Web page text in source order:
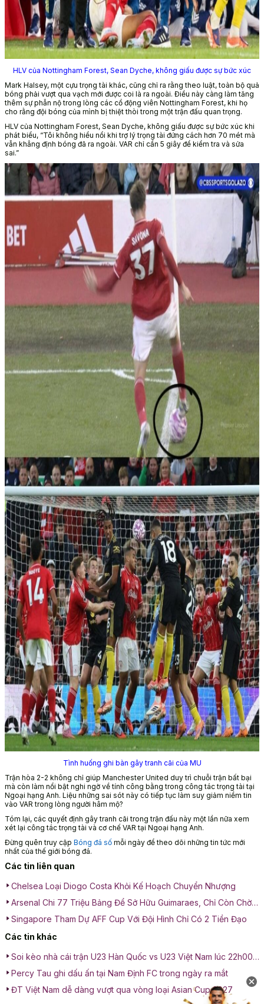
HLV của Nottingham Forest, Sean Dyche, không giấu được sự bức xúc
Mark Halsey, một cựu trọng tài khác, cũng chỉ ra rằng theo luật, toàn bộ quả
bóng phải vượt qua vạch mới được coi là ra ngoài. Điều này càng làm tăng
thêm sự phẫn nộ trong lòng các cổ động viên Nottingham Forest, khi họ
cho rằng đội bóng của mình bị thiệt thòi trong một trận đấu quan trọng.
HLV của Nottingham Forest, Sean Dyche, không giấu được sự bức xúc khi
phát biểu, “Tôi không hiểu nổi khi trợ lý trọng tài đứng cách hơn 70 mét mà
vẫn khẳng định bóng đã ra ngoài. VAR chỉ cần 5 giây để kiểm tra và sửa
sai.”
Tình huống ghi bàn gây tranh cãi của MU
Trận hòa 2-2 không chỉ giúp Manchester United duy trì chuỗi trận bất bại
mà còn làm nổi bật nghi ngờ về tính công bằng trong công tác trọng tài tại
Ngoại hạng Anh. Liệu những sai sót này có tiếp tục làm suy giảm niềm tin
vào VAR trong lòng người hâm mộ?
Tóm lại, các quyết định gây tranh cãi trong trận đấu này một lần nữa xem
xét lại công tác trọng tài và cơ chế VAR tại Ngoại hạng Anh.
Đừng quên truy cập Bóng đá số mỗi ngày để theo dõi những tin tức mới
nhất của thế giới bóng đá.
Các tin liên quan
Chelsea Loại Diogo Costa Khỏi Kế Hoạch Chuyển Nhượng
Arsenal Chi 77 Triệu Bảng Để Sở Hữu Guimaraes, Chỉ Còn Chờ
Singapore Tham Dự AFF Cup Với Đội Hình Chỉ Có 2 Tiền Đạo
Các tin khác
Soi kèo nhà cái trận U23 Hàn Quốc vs U23 Việt Nam lúc 22h00
ngày 23/01: Cuộc chiến tranh hạng 3
Percy Tau ghi dấu ấn tại Nam Định FC trong ngày ra mắt
ĐT Việt Nam dễ dàng vượt qua vòng loại Asian Cup 2027